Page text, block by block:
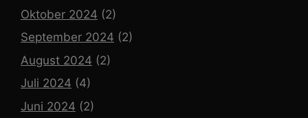
Oktober 2024 (2)
September 2024 (2)
August 2024 (2)
Juli 2024 (4)
Juni 2024 (2)